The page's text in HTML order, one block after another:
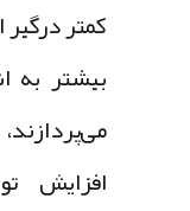
کمتر درگیر
بیشتر به
افزایش